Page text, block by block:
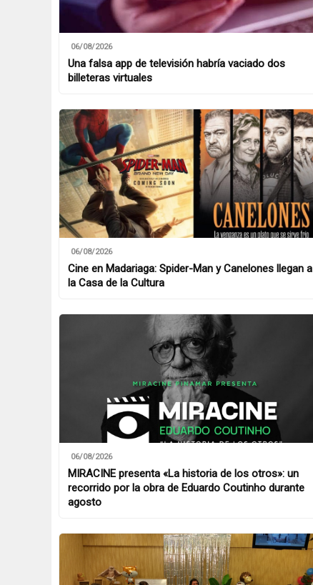
06/08/2026
Una falsa app de televisión habría vaciado dos
billeteras virtuales
06/08/2026
Cine en Madariaga: Spider-Man y Canelones llegan a
la Casa de la Cultura
06/08/2026
MIRACINE presenta «La historia de los otros»: un
recorrido por la obra de Eduardo Coutinho durante
agosto